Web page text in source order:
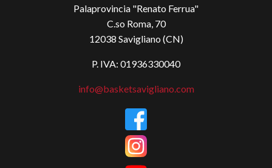
Palaprovincia "Renato Ferrua"
C.so Roma, 70
12038 Savigliano (CN)
P. IVA: 01936330040
info@basketsavigliano.com